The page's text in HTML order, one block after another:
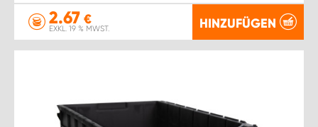
2.67 €
EXKL. 19 % MWST. HINZUFÜGEN